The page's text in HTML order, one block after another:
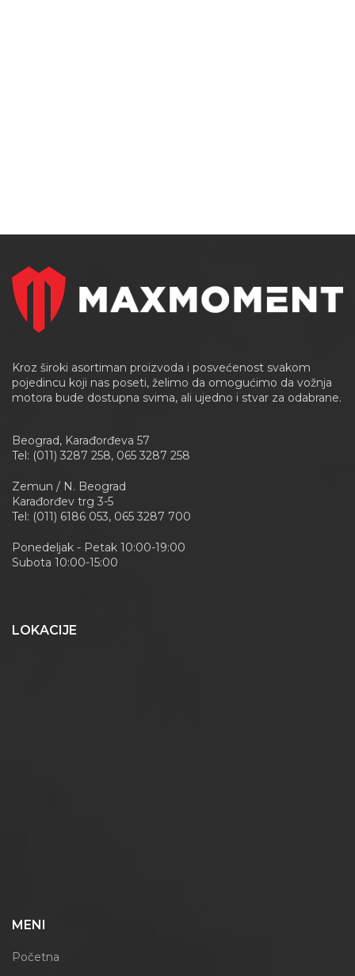
Kroz široki asortiman proizvoda i posvećenost svakom
pojedincu koji nas poseti, želimo da omogućimo da vožnja
motora bude dostupna svima, ali ujedno i stvar za odabrane.
Beograd, Karađorđeva 57
Tel: (011) 3287 258, 065 3287 258
Zemun / N. Beograd
Karađorđev trg 3-5
Tel: (011) 6186 053, 065 3287 700
Ponedeljak - Petak 10:00-19:00
Subota 10:00-15:00
LOKACIJE
MENI
Početna